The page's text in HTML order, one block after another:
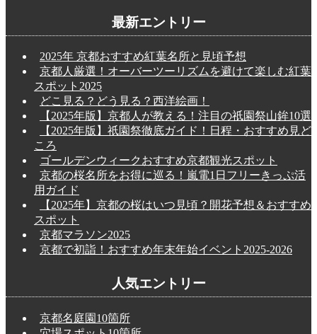
最新エントリー
2025年 京都おすすめ紅葉名所と見頃予想
京都人厳選！オーバーツーリズムを避けて楽しむ紅葉
スポット2025
どこ見る？どう見る？西洋絵画！
【2025年版】京都人が教える！注目の祇園祭山鉾10選
【2025年版】祇園祭徹底ガイド！日程・おすすめ見ど
ころ
ゴールデンウィークおすすめ京都観光スポット
京都の桜名所をお得に巡る！嵐電1日フリーきっぷ活
用ガイド
【2025年】京都の桜はいつ見頃？開花予想＆おすすめ
スポット
京都マラソン2025
京都で初詣！おすすめ年末年始イベント2025-2026
人気エントリー
京都名庭園10箇所